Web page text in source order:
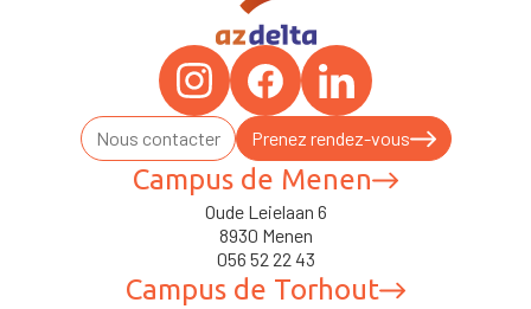
Campus de Torhout
Campus de Menen
Oude Leielaan 6
8930 Menen
056 52 22 43
Prenez rendez-vous
Nous contacter